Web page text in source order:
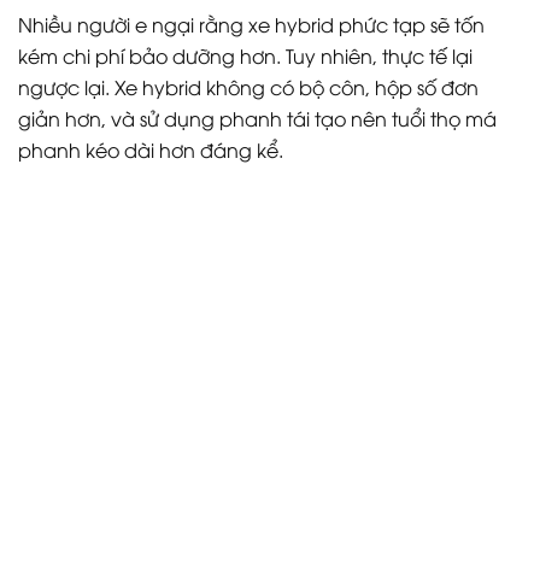
Nhiều người e ngại rằng xe hybrid phức tạp sẽ tốn
kém chi phí bảo dưỡng hơn. Tuy nhiên, thực tế lại
ngược lại. Xe hybrid không có bộ côn, hộp số đơn
giản hơn, và sử dụng phanh tái tạo nên tuổi thọ má
phanh kéo dài hơn đáng kể.